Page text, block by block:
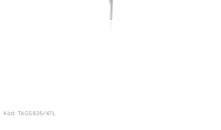
Kód: TAGS835/47L